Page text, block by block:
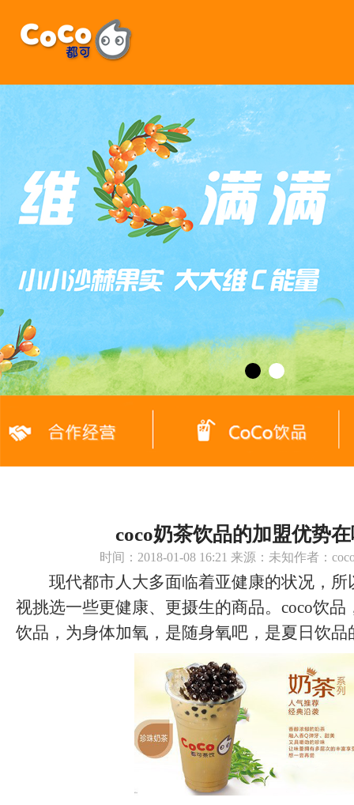
coco奶茶饮品的加盟优势
时间：2018-01-08 16:21 来源：未知作者：
现代都市人大多面临着亚健康的状况，所
视挑选一些更健康、更摄生的商品。coco饮品
饮品，为身体加氧，是随身氧吧，是夏日饮品